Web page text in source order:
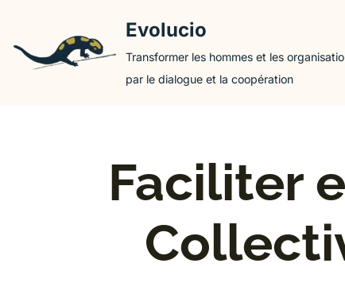
Aller
Evolucio
Transformer les hommes et les
par le dialogue et la coopération
Faciliter